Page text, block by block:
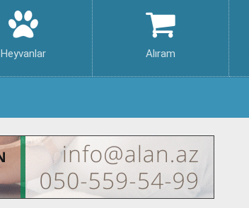
Heyvanlar Alıram